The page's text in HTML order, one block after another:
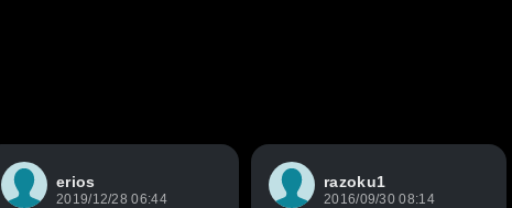
erios
2019/12/28 06:44
razoku1
2016/09/30 08:14